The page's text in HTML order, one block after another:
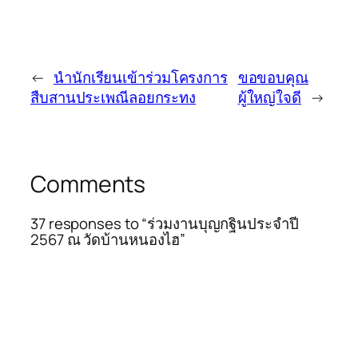
← นำนักเรียนเข้าร่วมโครงการ
สืบสานประเพณีลอยกระทง
ขอขอบคุณ
ผู้ใหญ่ใจดี →
Comments
37 responses to “ร่วมงานบุญกฐินประจำปี
2567 ณ วัดบ้านหนองไฮ”